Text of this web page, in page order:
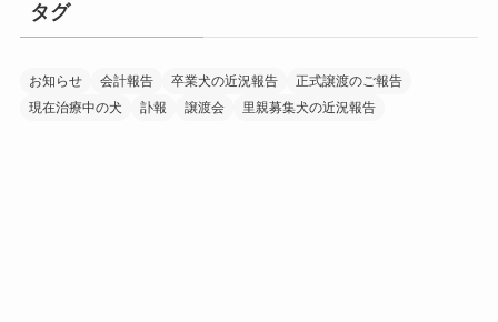
タグ
お知らせ 会計報告 卒業犬の近況報告
正式譲渡のご報告
現在治療中の犬
訃報 譲渡会 里親募集犬の近況報告